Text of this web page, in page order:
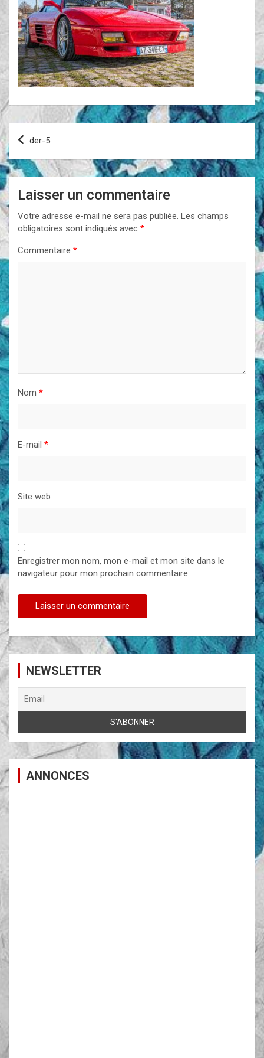
Navigation
de
l’article
der-5
Laisser un commentaire
Votre adresse e-mail ne sera pas publiée. Les champs
obligatoires sont indiqués avec *
Commentaire *
Nom *
E-mail *
Site web
Enregistrer mon nom, mon e-mail et mon site dans le
navigateur pour mon prochain commentaire.
NEWSLETTER
ANNONCES